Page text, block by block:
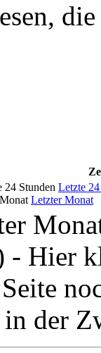
24 Stunden Letzte
Letzter Monat
- Hier
in der